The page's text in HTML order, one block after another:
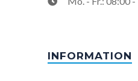
INFORMATION